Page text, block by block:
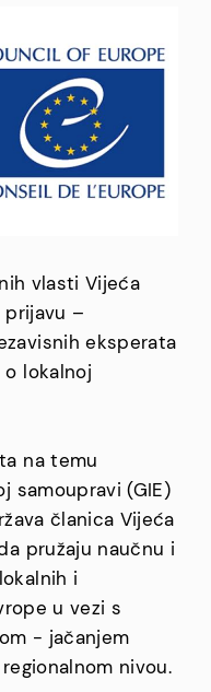
vlasti Vijeća
prijavu –
eksperata
lokalnoj
na temu
samoupravi (GIE)
članica Vijeća
pružaju naučnu i
i
u vezi s
- jačanjem
nivou.